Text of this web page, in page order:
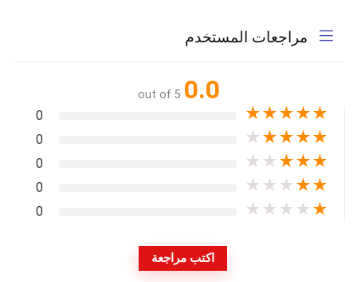
مراجعات المستخدم
0.0
out of 5
★
★
★
★
★
0
★
★
★
★
★
0
★
★
★
★
★
0
★
★
★
★
★
0
★
★
★
★
★
0
اكتب مراجعة